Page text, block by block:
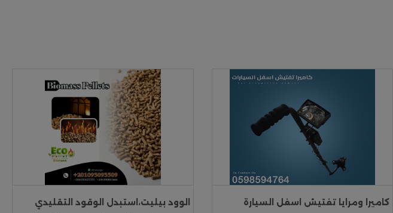
كاميرا ومرايا تفتيش اسفل السيارة
الوود بيليت،استبدل الوقود التقليدي